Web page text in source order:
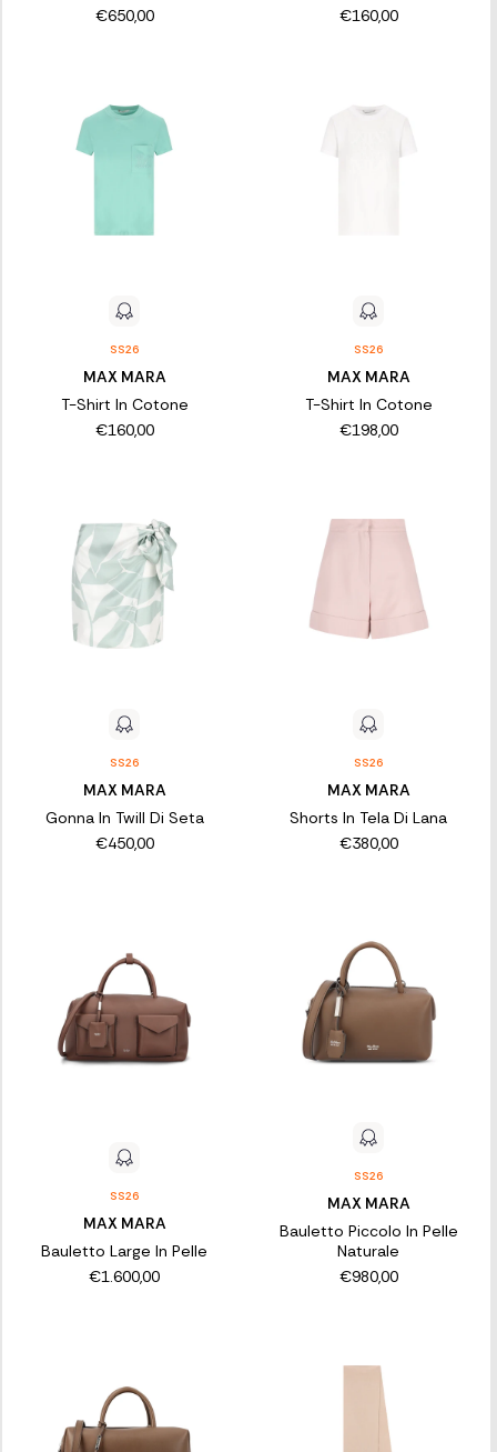
€650,00
€160,00
SS26
MAX MARA
T-Shirt In Cotone
€160,00
SS26
MAX MARA
T-Shirt In Cotone
€198,00
SS26
MAX MARA
Gonna In Twill Di Seta
€450,00
SS26
MAX MARA
Shorts In Tela Di Lana
€380,00
SS26
MAX MARA
Bauletto Large In Pelle
€1.600,00
SS26
MAX MARA
Bauletto Piccolo In Pelle
Naturale
€980,00